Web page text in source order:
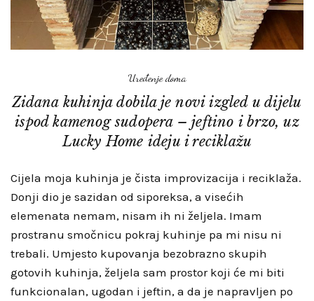
Uređenje doma
Zidana kuhinja dobila je novi izgled u dijelu
ispod kamenog sudopera – jeftino i brzo, uz
Lucky Home ideju i reciklažu
Cijela moja kuhinja je čista improvizacija i reciklaža.
Donji dio je sazidan od siporeksa, a visećih
elemenata nemam, nisam ih ni željela. Imam
prostranu smočnicu pokraj kuhinje pa mi nisu ni
trebali. Umjesto kupovanja bezobrazno skupih
gotovih kuhinja, željela sam prostor koji će mi biti
funkcionalan, ugodan i jeftin, a da je napravljen po